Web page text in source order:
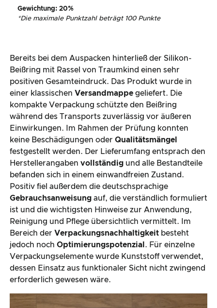
Gewichtung: 20%
*Die maximale Punktzahl beträgt 100 Punkte
Bereits bei dem Auspacken hinterließ der Silikon-
Beißring mit Rassel von Traumkind einen sehr
positiven Gesamteindruck. Das Produkt wurde in
einer klassischen Versandmappe geliefert. Die
kompakte Verpackung schützte den Beißring
während des Transports zuverlässig vor äußeren
Einwirkungen. Im Rahmen der Prüfung konnten
keine Beschädigungen oder Qualitätsmängel
festgestellt werden. Der Lieferumfang entsprach den
Herstellerangaben vollständig und alle Bestandteile
befanden sich in einem einwandfreien Zustand.
Positiv fiel außerdem die deutschsprachige
Gebrauchsanweisung auf, die verständlich formuliert
ist und die wichtigsten Hinweise zur Anwendung,
Reinigung und Pflege übersichtlich vermittelt. Im
Bereich der Verpackungsnachhaltigkeit besteht
jedoch noch Optimierungspotenzial . Für einzelne
Verpackungselemente wurde Kunststoff verwendet,
dessen Einsatz aus funktionaler Sicht nicht zwingend
erforderlich gewesen wäre.